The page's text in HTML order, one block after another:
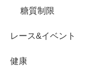
糖質制限
レース&イベント
健康